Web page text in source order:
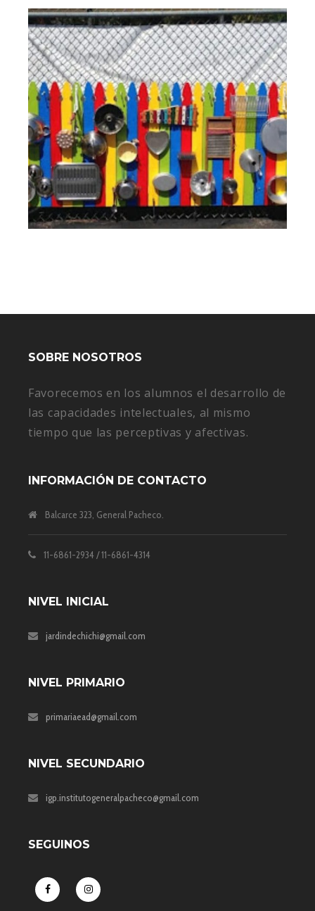
SOBRE NOSOTROS
Favorecemos en los alumnos el desarrollo de
las capacidades intelectuales, al mismo
tiempo que las perceptivas y afectivas.
INFORMACIÓN DE CONTACTO
Balcarce 323, General Pacheco.
11-6861-2934 / 11-6861-4314
NIVEL INICIAL
jardindechichi@gmail.com
NIVEL PRIMARIO
primariaead@gmail.com
NIVEL SECUNDARIO
igp.institutogeneralpacheco@gmail.com
SEGUINOS